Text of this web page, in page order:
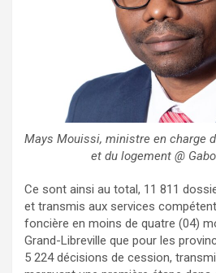
Mays Mouissi, ministre en charge
et du logement @
Ce sont ainsi au total, 11 811
et transmis aux services
foncière en moins de quatre (04)
Grand-Libreville que pour les
5 224 décisions de cession,